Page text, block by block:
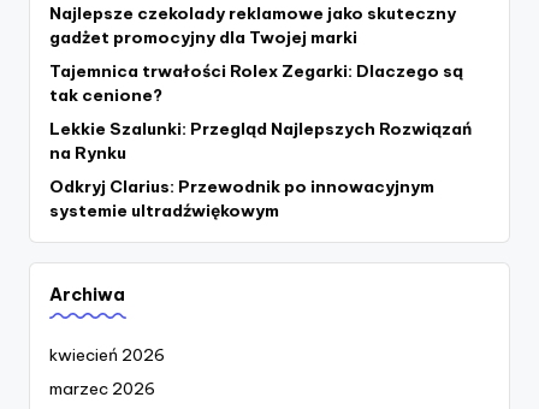
Najlepsze czekolady reklamowe jako skuteczny
gadżet promocyjny dla Twojej marki
Tajemnica trwałości Rolex Zegarki: Dlaczego są
tak cenione?
Lekkie Szalunki: Przegląd Najlepszych Rozwiązań
na Rynku
Odkryj Clarius: Przewodnik po innowacyjnym
systemie ultradźwiękowym
Archiwa
kwiecień 2026
marzec 2026